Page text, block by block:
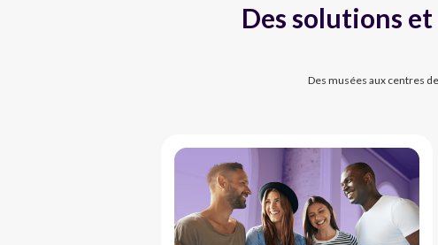
Des solutions
Des musées aux centres